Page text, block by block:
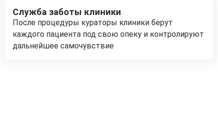
Служба заботы клиники
После процедуры кураторы клиники берут
каждого пациента под свою опеку и контролируют
дальнейшее самочувствие